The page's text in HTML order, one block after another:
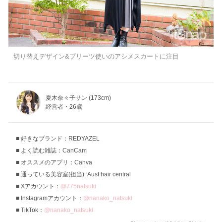
切り替えデザイン&プリーツ使いのアシメスカートに注目
夏木奈々子サン (173cm)
経営者・26歳
好きなブランド：REDYAZEL
よく読む雑誌：CanCam
オススメのアプリ：Canva
通っている美容室(担当): Aust hair central
Xアカウント： @775natsuki
Instagramアカウント： @nanako_natsuki
TikTok： @nanako_natsuki